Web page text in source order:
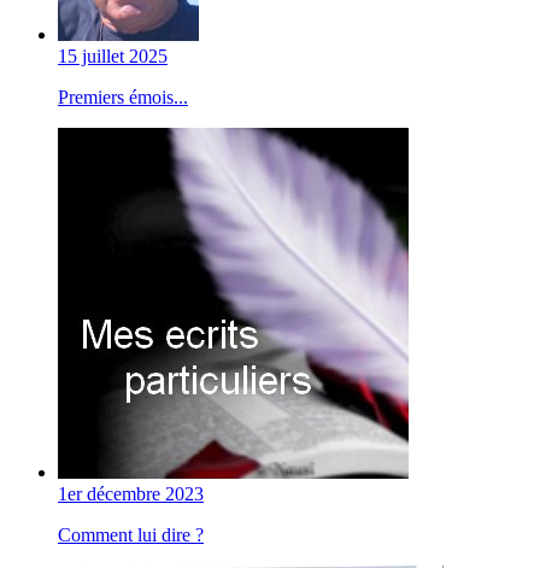
15 juillet 2025
Premiers émois...
1er décembre 2023
Comment lui dire ?